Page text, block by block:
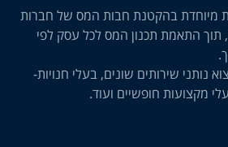
מיוחדת בהקטנת חבות המס של חברות
תוך התאמת תכנון המס לכל עסק לפי
נותני שירותים שונים, בעלי חנויות-
מקצועות חופשיים ועוד.